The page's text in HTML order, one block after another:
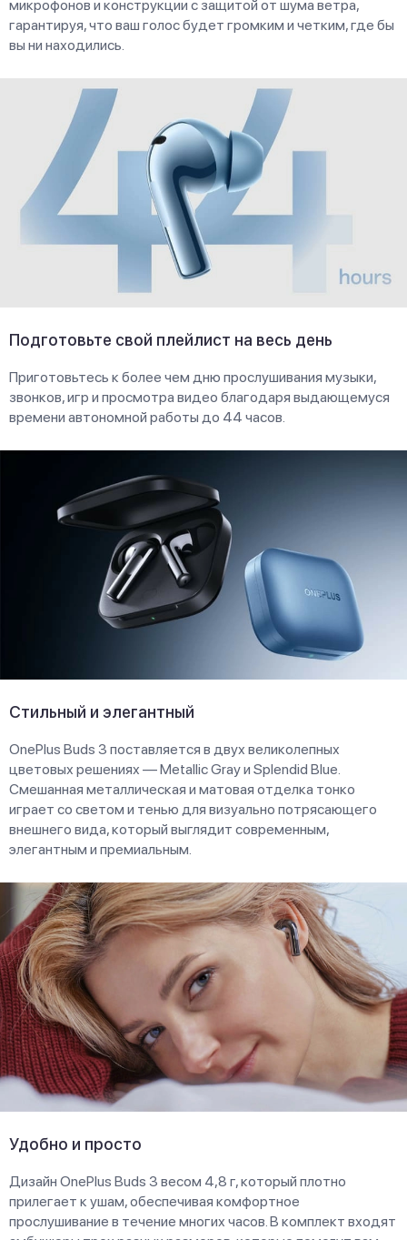
микрофонов и конструкции с защитой от шума ветра,
гарантируя, что ваш голос будет громким и четким, где бы
вы ни находились.
Подготовьте свой плейлист на весь день
Приготовьтесь к более чем дню прослушивания музыки,
звонков, игр и просмотра видео благодаря выдающемуся
времени автономной работы до 44 часов.
Стильный и элегантный
OnePlus Buds 3 поставляется в двух великолепных
цветовых решениях — Metallic Gray и Splendid Blue.
Смешанная металлическая и матовая отделка тонко
играет со светом и тенью для визуально потрясающего
внешнего вида, который выглядит современным,
элегантным и премиальным.
Удобно и просто
Дизайн OnePlus Buds 3 весом 4,8 г, который плотно
прилегает к ушам, обеспечивая комфортное
прослушивание в течение многих часов. В комплект входят